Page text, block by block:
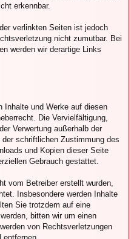
erkennbar.
verlinkten Seiten ist jedoch
nicht zumutbar. Bei
werden wir derartige Links
Inhalte und Werke auf diesen
Die Vervielfältigung,
Verwertung außerhalb der
schriftlichen Zustimmung des
und Kopien dieser Seite
Gebrauch gestattet.
vom Betreiber erstellt wurden,
Insbesondere werden Inhalte
Sie trotzdem auf eine
bitten wir um einen
von Rechtsverletzungen